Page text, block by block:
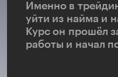
Именно в
уйти из найма и
Курс он прошёл
работы и начал